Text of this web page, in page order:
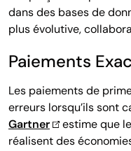
dans des bases de
plus évolutive,
Paiements
Les paiements de
erreurs lorsqu’ils sont
Gartner
estime que
réalisent des